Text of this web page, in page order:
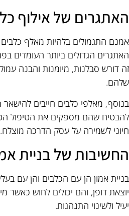
האתגרים של אילוף
אמנם התגמולים בלהיות מאלף
האתגרים הגדולים ביותר העומדים
זה דורש סבלנות, מיומנות והבנה
שלהם.
בנוסף, מאלפי כלבים חייבים להישאר
להבטיח שהם מספקים את הטיפול
חיוני לשמירה על עסק הדרכה מוצלח.
החשיבות של בניית
בניית אמון הן עם הכלבים והן עם
יוצאת דופן, והם יכולים לחוש כאשר
יעיל ולשינוי התנהגות.